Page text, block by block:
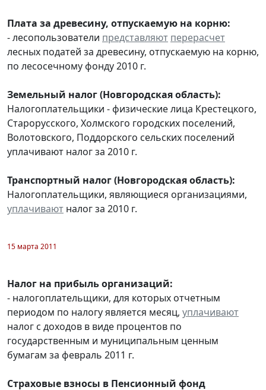
Плата за древесину, отпускаемую на корню:
- лесопользователи представляют перерасчет
лесных податей за древесину, отпускаемую на корню,
по лесосечному фонду 2010 г.
Земельный налог (Новгородская область):
Налогоплательщики - физические лица Крестецкого,
Старорусского, Холмского городских поселений,
Волотовского, Поддорского сельских поселений
уплачивают налог за 2010 г.
Транспортный налог (Новгородская область):
Налогоплательщики, являющиеся организациями,
уплачивают налог за 2010 г.
15 марта 2011
Налог на прибыль организаций:
- налогоплательщики, для которых отчетным
периодом по налогу является месяц, уплачивают
налог с доходов в виде процентов по
государственным и муниципальным ценным
бумагам за февраль 2011 г.
Страховые взносы в Пенсионный фонд